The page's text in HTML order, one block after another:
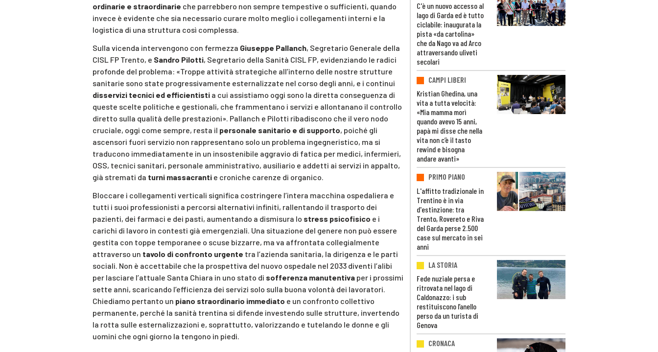
ordinarie e straordinarie che parrebbero non sempre tempestive o sufficienti, quando
invece è evidente che sia necessario curare molto meglio i collegamenti interni e la
logistica di una struttura così complessa.
Sulla vicenda intervengono con fermezza Giuseppe Pallanch, Segretario Generale della
CISL FP Trento, e Sandro Pilotti, Segretario della Sanità CISL FP, evidenziando le radici
profonde del problema: «Troppe attività strategiche all’interno delle nostre strutture
sanitarie sono state progressivamente esternalizzate nel corso degli anni, e i continui
disservizi tecnici ed efficientisti a cui assistiamo oggi sono la diretta conseguenza di
queste scelte politiche e gestionali, che frammentano i servizi e allontanano il controllo
diretto sulla qualità delle prestazioni». Pallanch e Pilotti ribadiscono che il vero nodo
cruciale, oggi come sempre, resta il personale sanitario e di supporto, poiché gli
ascensori fuori servizio non rappresentano solo un problema ingegneristico, ma si
traducono immediatamente in un insostenibile aggravio di fatica per medici, infermieri,
OSS, tecnici sanitari, personale amministrativo, ausiliario e addetti ai servizi in appalto,
già stremati da turni massacranti e croniche carenze di organico.
Bloccare i collegamenti verticali significa costringere l’intera macchina ospedaliera e
tutti i suoi professionisti a percorsi alternativi infiniti, rallentando il trasporto dei
pazienti, dei farmaci e dei pasti, aumentando a dismisura lo stress psicofisico e i
carichi di lavoro in contesti già emergenziali. Una situazione del genere non può essere
gestita con toppe temporanee o scuse bizzarre, ma va affrontata collegialmente
attraverso un tavolo di confronto urgente tra l’azienda sanitaria, la dirigenza e le parti
sociali. Non è accettabile che la prospettiva del nuovo ospedale nel 2033 diventi l’alibi
per lasciare l’attuale Santa Chiara in uno stato di sofferenza manutentiva per i prossimi
sette anni, scaricando l’efficienza dei servizi solo sulla buona volontà dei lavoratori.
Chiediamo pertanto un piano straordinario immediato e un confronto collettivo
permanente, perché la sanità trentina si difende investendo sulle strutture, invertendo
la rotta sulle esternalizzazioni e, soprattutto, valorizzando e tutelando le donne e gli
uomini che ogni giorno la tengono in piedi.
C'è un nuovo accesso al
lago di Garda ed è tutto
ciclabile: inaugurata la
pista «da cartolina»
che da Nago va ad Arco
attraversando uliveti
secolari
CAMPI LIBERI
Kristian Ghedina, una
vita a tutta velocità:
«Mia mamma morì
quando avevo 15 anni,
papà mi disse che nella
vita non c’è il tasto
rewind e bisogna
andare avanti»
PRIMO PIANO
L'affitto tradizionale in
Trentino è in via
d'estinzione: tra
Trento, Rovereto e Riva
del Garda perse 2.500
case sul mercato in sei
anni
LA STORIA
Fede nuziale persa e
ritrovata nel lago di
Caldonazzo: i sub
restituiscono l’anello
perso da un turista di
Genova
CRONACA